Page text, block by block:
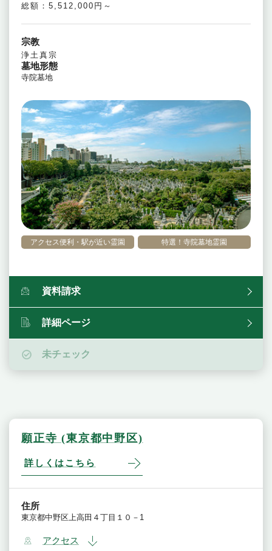
アクセス便利・駅が近い霊園 特選！寺院墓地霊園
総額：5,512,000円～
宗教
浄土真宗
墓地形態
寺院墓地
資料請求
詳細ページ
未チェック
願正寺 (東京都中野区)
詳しくはこちら
住所
東京都中野区上高田４丁目１０－1
アクセス